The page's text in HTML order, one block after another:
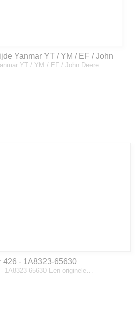
Yanmar YT / YM / EF / John
YT / YM / EF / John Deere…
426 - 1A8323-65630
1A8323-65630 Een originele…